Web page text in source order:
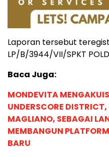
Laporan tersebut
LP/B/3944/VII/SPKT
Baca Juga:
MONDEVITA
UNDERSCORE
MAGLIANO, SEBAGAI
MEMBANGUN
BARU